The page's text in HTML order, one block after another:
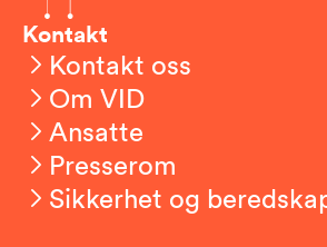
Kontakt
Kontakt oss
Om VID
Ansatte
Presserom
Sikkerhet og